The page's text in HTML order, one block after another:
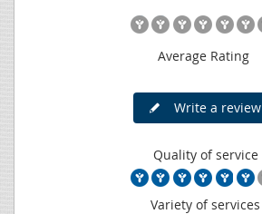
Average Rating
Write a review
Quality of service
Variety of services